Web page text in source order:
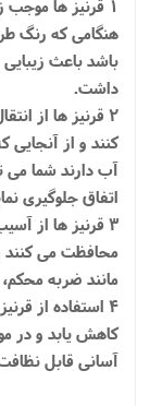
1 قرنیز ها
هنگامی که رنگ
باشد باعث
داشت.
2 قرنیز ها از
کنند و از
آب دارند شما می
اتفاق جلوگیری
3 قرنیز ها از
محافظت می کنند
مانند ضربه
4 استفاده از
کاهش یابد و در
آسانی قابل